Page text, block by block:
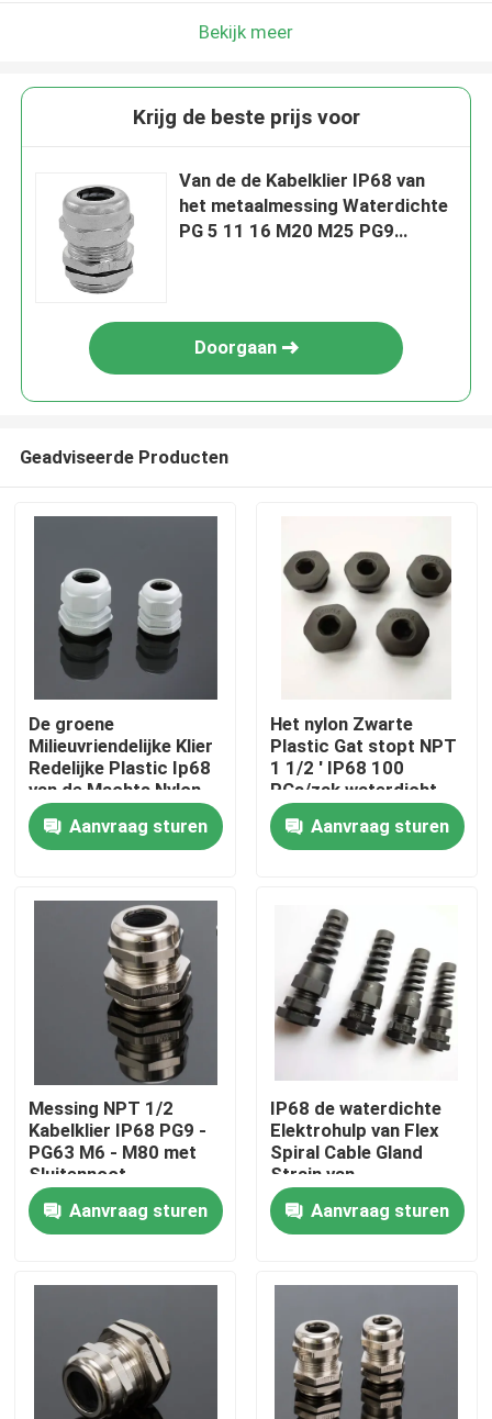
Thuis
Over ons
Contacten
Producten
De Band van de pitkabel
nylon kabelband
De Plaat van de kabelteller
Elektrokabelklier
Bekijk meer
Krijg de beste prijs voor
Van de de Kabelklier IP68 van
het metaalmessing Waterdichte
PG 5 11 16 M20 M25 PG9
Doorgaan
Geadviseerde Producten
De groene
Milieuvriendelijke Klier
Redelijke Plastic Ip68
van de Machts Nylon
Pg11 Kabel
Aanvraag sturen
Het nylon Zwarte
Plastic Gat stopt NPT
1 1/2 ' IP68 100
PCs/zak waterdicht
maakt
Aanvraag sturen
Messing NPT 1/2
Kabelklier IP68 PG9 -
PG63 M6 - M80 met
Sluitennoot
Aanvraag sturen
IP68 de waterdichte
Elektrohulp van Flex
Spiral Cable Gland
Strain van
Klierschakelaars
Aanvraag sturen